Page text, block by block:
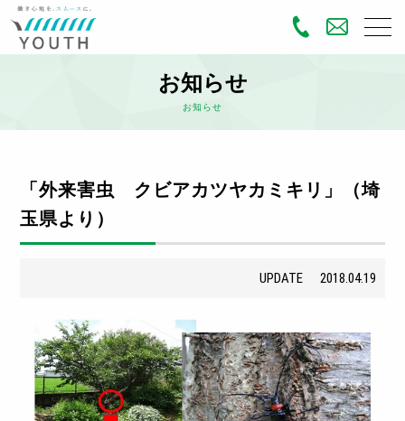
お知らせ
お知らせ
「外来害虫 クビアカツヤカミキリ」（埼
玉県より）
UPDATE 2018.04.19